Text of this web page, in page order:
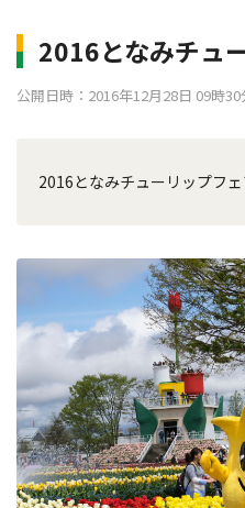
2016となみチュ
公開日時：2016年12月28日 09時30
2016となみチューリップフェ